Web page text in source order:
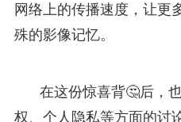
网络上的传播速度，让更
殊的影像记忆。
在这份惊喜背🤔后，
权、个人隐私等方面的讨